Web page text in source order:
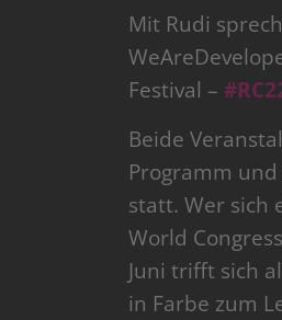
Mit Rudi
Festival –
Beide
Programm
statt. Wer sich
World
Juni trifft sich
in Farbe zum